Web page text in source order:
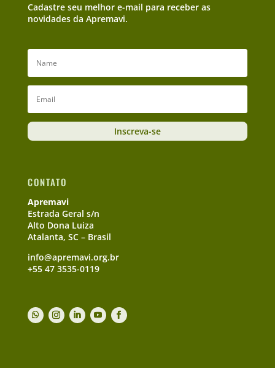
Cadastre seu melhor e-mail para receber as
novidades da Apremavi.
Inscreva-se
CONTATO
Apremavi
Estrada Geral s/n
Alto Dona Luiza
Atalanta, SC – Brasil
info@apremavi.org.br
+55 47 3535-0119